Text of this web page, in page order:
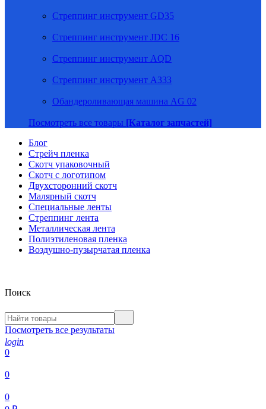
Стреппинг инструмент GD35
Стреппинг инструмент JDC 16
Стреппинг инструмент AQD
Стреппинг инструмент A333
Обандероливающая машина AG 02
Посмотреть все товары [Каталог запчастей]
Блог
Стрейч пленка
Скотч упаковочный
Скотч с логотипом
Двухсторонний скотч
Малярный скотч
Специальные ленты
Стреппинг лента
Металлическая лента
Полиэтиленовая пленка
Воздушно-пузырчатая пленка
Поиск
Посмотреть все результаты
login
0
0
0